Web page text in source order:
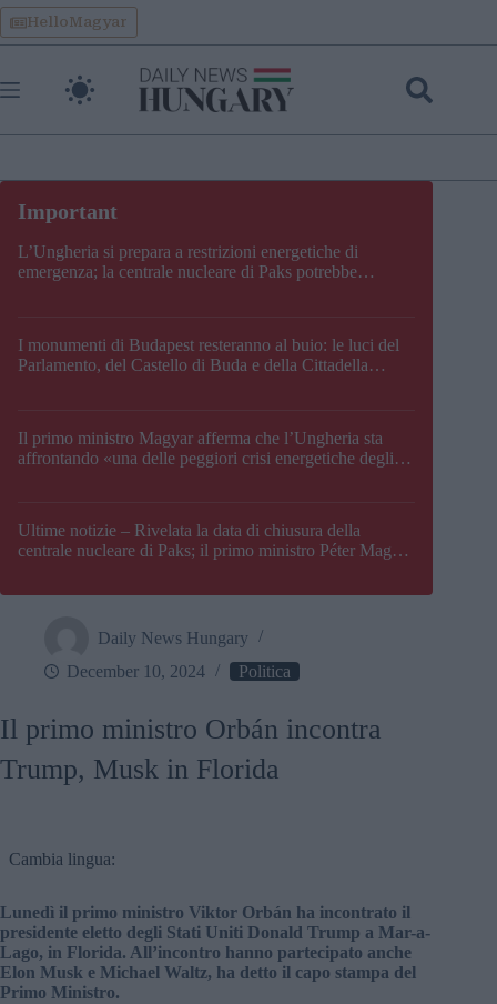
Skip
to
content
HelloMagyar
L’Ungheria si prepara a restrizioni energetiche di
emergenza; la centrale nucleare di Paks potrebbe
I monumenti di Budapest resteranno al buio: le luci del
Parlamento, del Castello di Buda e della Cittadella
Il primo ministro Magyar afferma che l’Ungheria sta
affrontando «una delle peggiori crisi energetiche degli
Ultime notizie – Rivelata la data di chiusura della
centrale nucleare di Paks; il primo ministro Péter Magyar
Daily News Hungary
December 10, 2024
Politica
Il primo ministro Orbán incontra
Trump, Musk in Florida
Cambia lingua:
Lunedì il primo ministro Viktor Orbán ha incontrato il
presidente eletto degli Stati Uniti Donald Trump a Mar-a-
Lago, in Florida. All’incontro hanno partecipato anche
Elon Musk e Michael Waltz, ha detto il capo stampa del
Primo Ministro.